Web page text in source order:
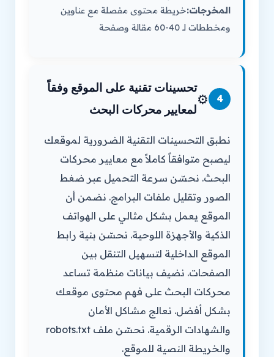
المخرجات:خريطة محتوى مفصلة مع عناوين
ومخططات لـ 40-60 مقالة وصفحة
4
⚙️
تحسينات تقنية على الموقع وفقاً
لمعايير محركات البحث
نطبق التحسينات التقنية الضرورية لموقعك
ليصبح متوافقاً كاملاً مع معايير محركات
البحث. نحسّن سرعة التحميل عبر ضغط
الصور وتقليل ملفات البرامج. نضمن أن
الموقع يعمل بشكل مثالي على الهواتف
الذكية والأجهزة اللوحية. نحسّن بنية رابط
الموقع الداخلية لتسهيل التنقل بين
الصفحات. نضيف بيانات منظمة تساعد
محركات البحث على فهم محتوى موقعك
بشكل أفضل. نعالج مشاكل الأمان
والشهادات الرقمية. نحسّن ملف robots.txt
والخريطة النصية للموقع.